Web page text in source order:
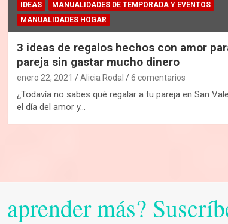
IDEAS
MANUALIDADES DE TEMPORADA Y EVENTOS
MANUALIDADES HOGAR
3 ideas de regalos hechos con amor
pareja sin gastar mucho dinero
enero 22, 2021 Alicia Rodal 6 comentarios
¿Todavía no sabes qué regalar a tu pareja en San
el día del amor y…
aprender más?